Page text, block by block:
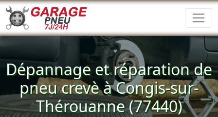
Dépannage et réparation de
pneu crevè à Congis-sur-
Thérouanne (77440)